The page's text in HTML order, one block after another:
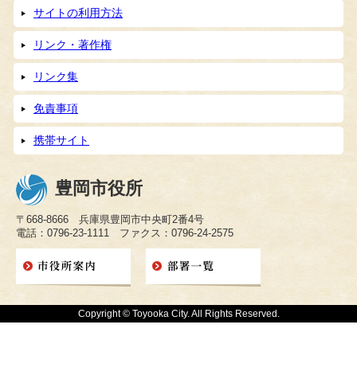
サイトの利用方法
リンク・著作権
リンク集
免責事項
携帯サイト
豊岡市役所
〒668-8666 兵庫県豊岡市中央町2番4号
電話：0796-23-1111 ファクス：0796-24-2575
Copyright © Toyooka City. All Rights Reserved.